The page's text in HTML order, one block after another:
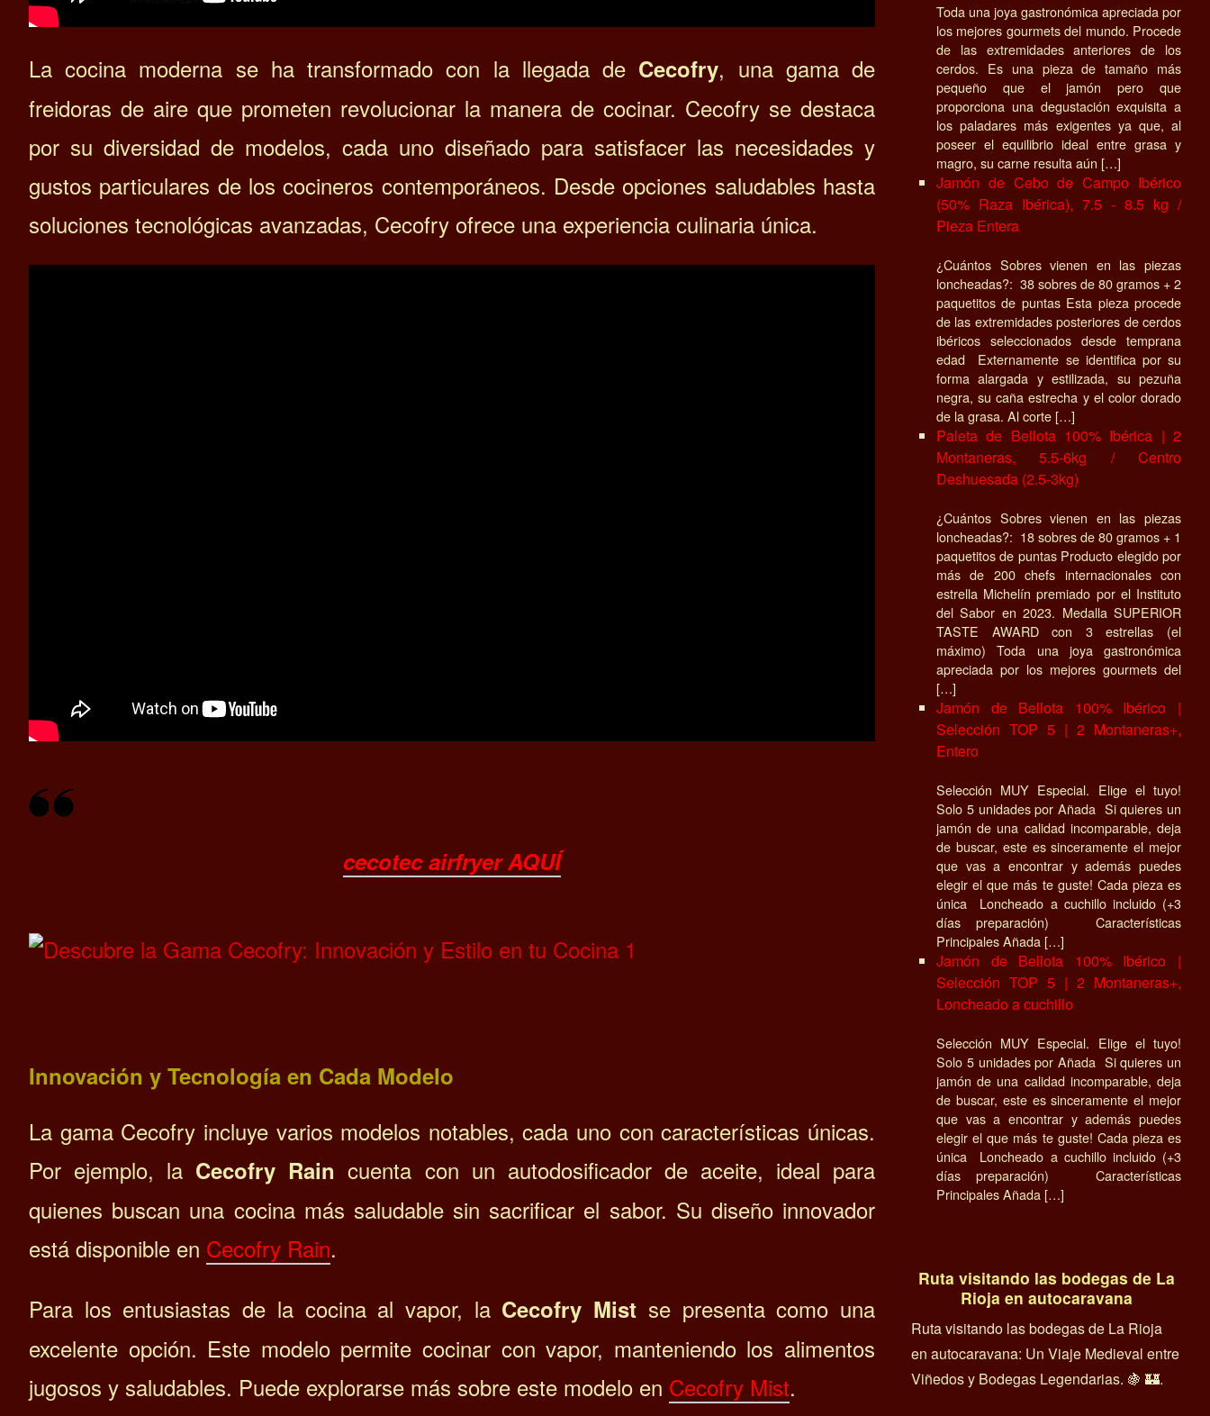
La cocina moderna se ha transformado con la llegada de Cecofry, una gama de
freidoras de aire que prometen revolucionar la manera de cocinar. Cecofry se destaca
por su diversidad de modelos, cada uno diseñado para satisfacer las necesidades y
gustos particulares de los cocineros contemporáneos. Desde opciones saludables hasta
soluciones tecnológicas avanzadas, Cecofry ofrece una experiencia culinaria única.
cecotec airfryer AQUÍ
Innovación y Tecnología en Cada Modelo
La gama Cecofry incluye varios modelos notables, cada uno con características únicas.
Por ejemplo, la Cecofry Rain cuenta con un autodosificador de aceite, ideal para
quienes buscan una cocina más saludable sin sacrificar el sabor. Su diseño innovador
está disponible en Cecofry Rain.
Para los entusiastas de la cocina al vapor, la Cecofry Mist se presenta como una
excelente opción. Este modelo permite cocinar con vapor, manteniendo los alimentos
jugosos y saludables. Puede explorarse más sobre este modelo en Cecofry Mist.
Toda una joya gastronómica apreciada por
los mejores gourmets del mundo. Procede
de las extremidades anteriores de los
cerdos. Es una pieza de tamaño más
pequeño que el jamón pero que
proporciona una degustación exquisita a
los paladares más exigentes ya que, al
poseer el equilibrio ideal entre grasa y
magro, su carne resulta aún […]
Jamón de Cebo de Campo Ibérico
(50% Raza Ibérica), 7.5 - 8.5 kg /
Pieza Entera
¿Cuántos Sobres vienen en las piezas
loncheadas?: 38 sobres de 80 gramos + 2
paquetitos de puntas Esta pieza procede
de las extremidades posteriores de cerdos
ibéricos seleccionados desde temprana
edad Externamente se identifica por su
forma alargada y estilizada, su pezuña
negra, su caña estrecha y el color dorado
de la grasa. Al corte […]
Paleta de Bellota 100% Ibérica | 2
Montaneras, 5.5-6kg / Centro
Deshuesada (2.5-3kg)
¿Cuántos Sobres vienen en las piezas
loncheadas?: 18 sobres de 80 gramos + 1
paquetitos de puntas Producto elegido por
más de 200 chefs internacionales con
estrella Michelín premiado por el Instituto
del Sabor en 2023. Medalla SUPERIOR
TASTE AWARD con 3 estrellas (el
máximo) Toda una joya gastronómica
apreciada por los mejores gourmets del
[…]
Jamón de Bellota 100% Ibérico |
Selección TOP 5 | 2 Montaneras+,
Entero
Selección MUY Especial. Elige el tuyo!
Solo 5 unidades por Añada Si quieres un
jamón de una calidad incomparable, deja
de buscar, este es sinceramente el mejor
que vas a encontrar y además puedes
elegir el que más te guste! Cada pieza es
única Loncheado a cuchillo incluido (+3
días preparación) Características
Principales Añada […]
Jamón de Bellota 100% Ibérico |
Selección TOP 5 | 2 Montaneras+,
Loncheado a cuchillo
Selección MUY Especial. Elige el tuyo!
Solo 5 unidades por Añada Si quieres un
jamón de una calidad incomparable, deja
de buscar, este es sinceramente el mejor
que vas a encontrar y además puedes
elegir el que más te guste! Cada pieza es
única Loncheado a cuchillo incluido (+3
días preparación) Características
Principales Añada […]
Ruta visitando las bodegas de La
Rioja en autocaravana
Ruta visitando las bodegas de La Rioja
en autocaravana: Un Viaje Medieval entre
Viñedos y Bodegas Legendarias. 🍇 🏰.